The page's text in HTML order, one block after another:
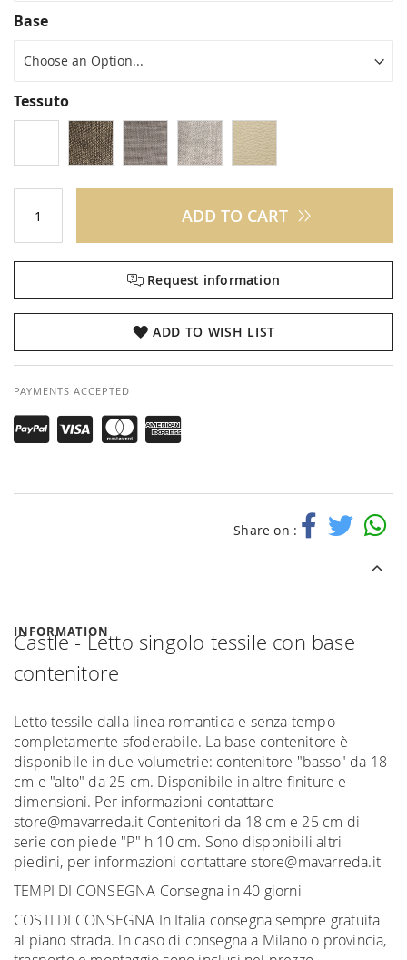
Base
Tessuto
ADD TO CART
Request information
ADD TO WISH LIST
PAYMENTS ACCEPTED
Share on :
INFORMATION
Castle - Letto singolo tessile con base
contenitore
Letto tessile dalla linea romantica e senza tempo
completamente sfoderabile. La base contenitore è
disponibile in due volumetrie: contenitore "basso" da 18
cm e "alto" da 25 cm. Disponibile in altre finiture e
dimensioni. Per informazioni contattare
store@mavarreda.it Contenitori da 18 cm e 25 cm di
serie con piede "P" h 10 cm. Sono disponibili altri
piedini, per informazioni contattare store@mavarreda.it
TEMPI DI CONSEGNA Consegna in 40 giorni
COSTI DI CONSEGNA In Italia consegna sempre gratuita
al piano strada. In caso di consegna a Milano o provincia,